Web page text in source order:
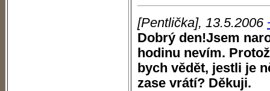
[Pentlička], 13.5.2006
Dobrý den!Jsem
hodinu nevím.
bych vědět, jestli je
zase vrátí? Děkuji.